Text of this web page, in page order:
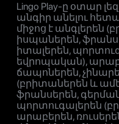
Lingo Play-ը օտար
անգիր անելու
միջոց է անգլերեն
իսպաներեն,
իտալերեն,
եվրոպական),
ճապոներեն,
(բրիտաներեն և
ֆրանսերեն,
պորտուգալերեն
արաբերեն,